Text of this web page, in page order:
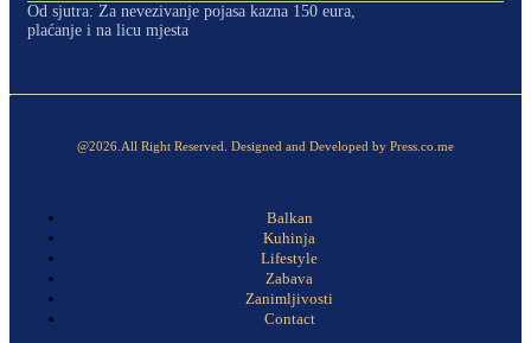
Od sjutra: Za nevezivanje pojasa kazna 150 eura,
plaćanje i na licu mjesta
@2026.All Right Reserved. Designed and Developed by Press.co.me
Balkan
Kuhinja
Lifestyle
Zabava
Zanimljivosti
Contact